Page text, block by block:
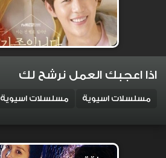
اذا اعجبك العمل نرشح لك
مسلسلات اسيوية مسلسلات اسيوية 2020